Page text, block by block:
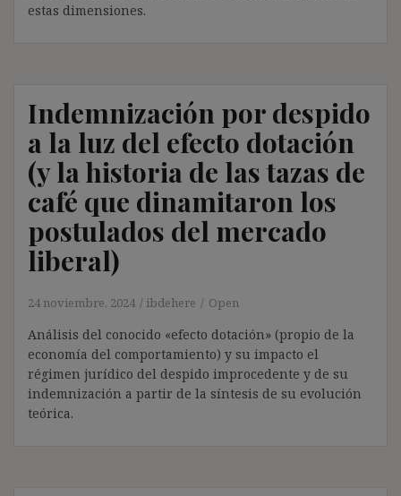
estas dimensiones.
Indemnización por despido
a la luz del efecto dotación
(y la historia de las tazas de
café que dinamitaron los
postulados del mercado
liberal)
24 noviembre, 2024 ibdehere Open
Análisis del conocido «efecto dotación» (propio de la
economía del comportamiento) y su impacto el
régimen jurídico del despido improcedente y de su
indemnización a partir de la síntesis de su evolución
teórica.